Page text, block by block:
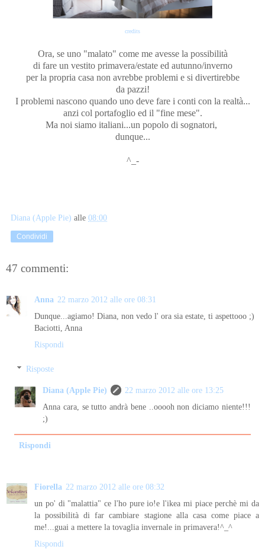
credits
Ora, se uno "malato" come me avesse la possibilità
di fare un vestito primavera/estate ed autunno/inverno
per la propria casa non avrebbe problemi e si divertirebbe
da pazzi!
I problemi nascono quando uno deve fare i conti con la realtà...
anzi col portafoglio ed il "fine mese".
Ma noi siamo italiani...un popolo di sognatori,
dunque...
^_-
Diana (Apple Pie) alle 08:00
Condividi
47 commenti:
Anna 22 marzo 2012 alle ore 08:31
Dunque...agiamo! Diana, non vedo l' ora sia estate, ti aspettooo ;)
Baciotti, Anna
Rispondi
Risposte
Diana (Apple Pie)
22 marzo 2012 alle ore 13:25
Anna cara, se tutto andrà bene ..ooooh non diciamo niente!!!
;)
Rispondi
Fiorella 22 marzo 2012 alle ore 08:32
un po' di "malattia" ce l'ho pure io!e l'ikea mi piace perchè mi da
la possibilità di far cambiare stagione alla casa come piace a
me!...guai a mettere la tovaglia invernale in primavera!^_^
Rispondi